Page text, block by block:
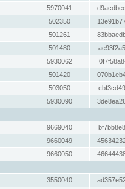
5970041
502350
501261
501480
5930062
501420
503050
5930090
9669040
9660049
9660050
3550040